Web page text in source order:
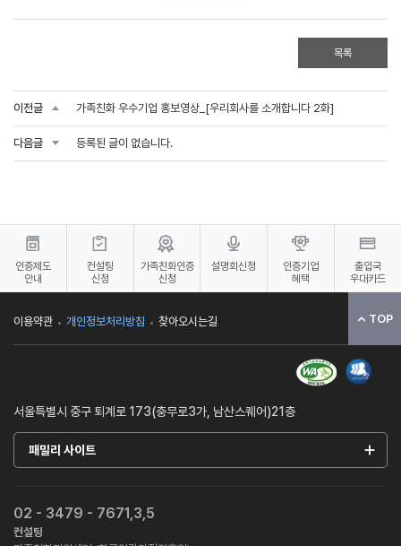
목록
이전글 가족친화 우수기업 홍보영상_[우리회사를 소개합니다 2화]
다음글 등록된 글이 없습니다.
인증제도
안내
컨설팅
신청
가족친화인증
신청
설명회신청
인증기업
혜택
출입국
우대카드
TOP
이용약관 개인정보처리방침 찾아오시는길
서울특별시 중구 퇴계로 173(충무로3가, 남산스퀘어)21층
패밀리 사이트
02 - 3479 - 7671,3,5
컨설팅